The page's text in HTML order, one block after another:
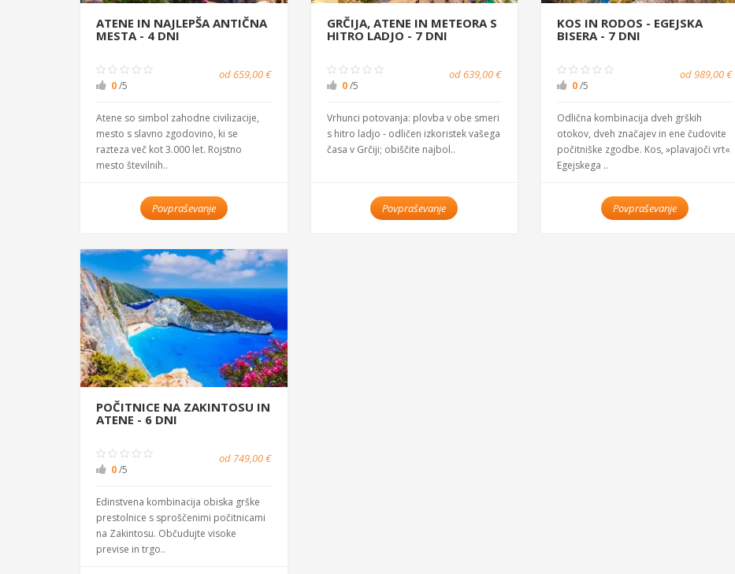
ATENE IN NAJLEPŠA ANTIČNA
MESTA - 4 DNI
0/5
od 659,00 €
Atene so simbol zahodne civilizacije,
mesto s slavno zgodovino, ki se
razteza več kot 3.000 let. Rojstno
mesto številnih..
Povpraševanje
GRČIJA, ATENE IN METEORA S
HITRO LADJO - 7 DNI
0 /5
od 639,00 €
Vrhunci potovanja: plovba v obe smeri
s hitro ladjo - odličen izkoristek vašega
časa v Grčiji; obiščite najbol..
Povpraševanje
KOS IN RODOS - EGEJSKA
BISERA - 7 DNI
0/5
od 989,00 €
Odlična kombinacija dveh grških
otokov, dveh značajev in ene čudovite
počitniške zgodbe. Kos, »plavajoči vrt«
Egejskega ..
Povpraševanje
POČITNICE NA ZAKINTOSU IN
ATENE - 6 DNI
0/5
od 749,00 €
Edinstvena kombinacija obiska grške
prestolnice s sproščenimi počitnicami
na Zakintosu. Občudujte visoke
previse in trgo..